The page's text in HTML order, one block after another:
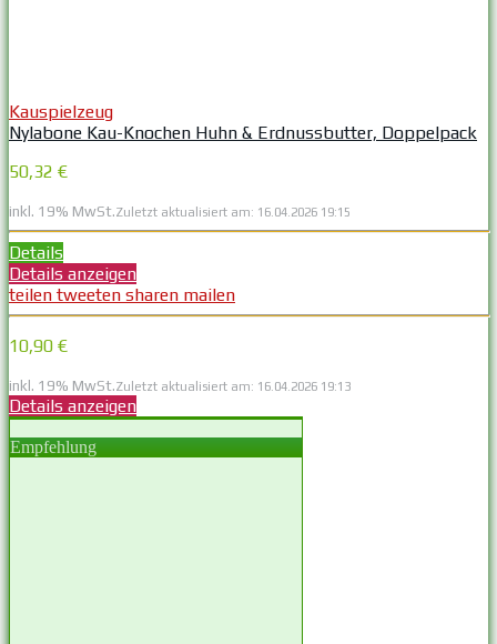
Kauspielzeug
Nylabone Kau-Knochen Huhn & Erdnussbutter, Doppelpack
50,32 €
inkl. 19% MwSt.Zuletzt aktualisiert am: 16.04.2026 19:15
Details
Details anzeigen
teilen tweeten sharen mailen
10,90 €
inkl. 19% MwSt.Zuletzt aktualisiert am: 16.04.2026 19:13
Details anzeigen
Empfehlung